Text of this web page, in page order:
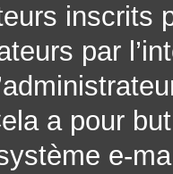
inscrits
par
a pour
e-